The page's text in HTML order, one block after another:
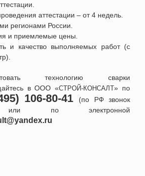
аттестации – от 4 недель.
регионами России.
и приемлемые цены.
и качество выполняемых работ (с
технологию сварки
в ООО «СТРОЙ-КОНСАЛТ» по
106-80-41
(по РФ звонок
или по электронной